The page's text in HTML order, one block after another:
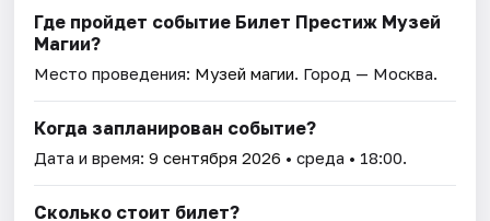
Где пройдет событие Билет Престиж Музей
Магии?
Место проведения: Музей магии. Город — Москва.
Когда запланирован событие?
Дата и время:9 сентября 2026 • среда • 18:00.
Сколько стоит билет?